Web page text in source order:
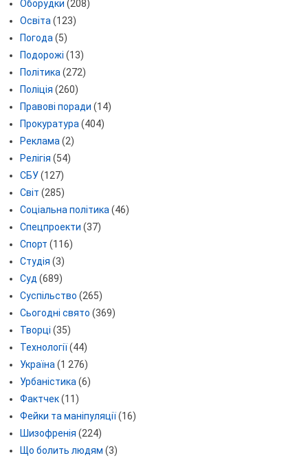
Оборудки (208)
Освіта (123)
Погода (5)
Подорожі (13)
Політика (272)
Поліція (260)
Правові поради (14)
Прокуратура (404)
Реклама (2)
Релігія (54)
СБУ(127)
Світ (285)
Соціальна політика (46)
Спецпроекти (37)
Спорт (116)
Студія (3)
Суд (689)
Суспільство (265)
Сьогодні свято (369)
Творці (35)
Технології(44)
Україна (1 276)
Урбаністика (6)
Фактчек(11)
Фейки та маніпуляції(16)
Шизофренія (224)
Що болить людям (3)